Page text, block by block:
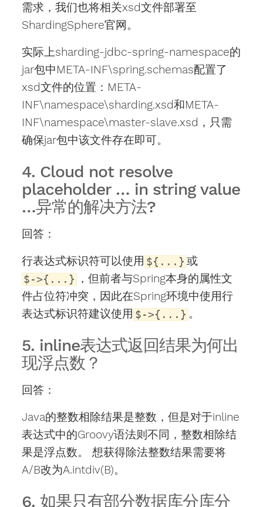
需求，我们也将相关xsd文件部署至
ShardingSphere官网。
实际上sharding-jdbc-spring-namespace的
jar包中META-INF\spring.schemas配置了
xsd文件的位置：META-
INF\namespace\sharding.xsd和META-
INF\namespace\master-slave.xsd，只需
确保jar包中该文件存在即可。
4. Cloud not resolve
placeholder … in string value
…异常的解决方法?
回答：
行表达式标识符可以使用 ${...} 或
$->{...}
，但前者与Spring本身的属性文
件占位符冲突，因此在Spring环境中使用行
表达式标识符建议使用 $->{...} 。
5. inline表达式返回结果为何出
现浮点数？
回答：
Java的整数相除结果是整数，但是对于inline
表达式中的Groovy语法则不同，整数相除结
果是浮点数。 想获得除法整数结果需要将
A/B改为A.intdiv(B)。
6. 如果只有部分数据库分库分